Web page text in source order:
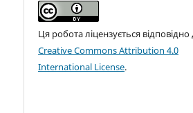
Ця робота ліцензується відповідно
Creative Commons Attribution 4.0
International License.